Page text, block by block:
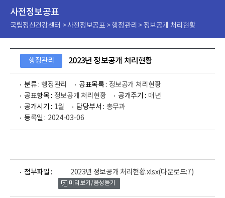
사전정보공표
국립정신건강센터 > 사전정보공표 > 행정관리 > 정보공개 처리현황
행정관리 2023년 정보공개 처리현황
분류 : 행정관리 공표목록 : 정보공개 처리현황
공표항목 : 정보공개 처리현황 공개주기 : 매년
공개시기 : 1월 담당부서 : 총무과
등록일 : 2024-03-06
첨부파일 : 2023년 정보공개 처리현황.xlsx(다운로드:7)
어
미리보기/음성듣기